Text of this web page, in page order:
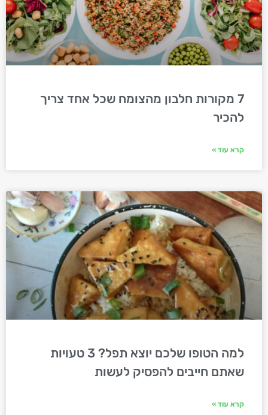
7 מקורות חלבון מהצומח שכל אחד צריך
להכיר
קרא עוד »
למה הטופו שלכם יוצא תפל? 3 טעויות
שאתם חייבים להפסיק לעשות
קרא עוד »